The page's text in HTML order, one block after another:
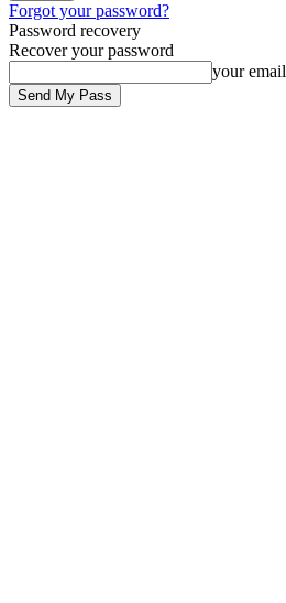
Forgot your password?
Password recovery
Recover your password
your email